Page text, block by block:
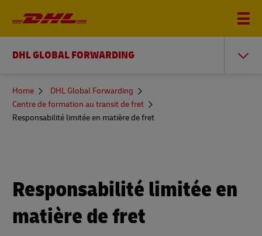
DHL GLOBAL FORWARDING
You
here
Home
DHL Global Forwarding
Centre de formation au transit de fret
Responsabilité limitée en matière de fret
Responsabilité limitée en
matière de fret